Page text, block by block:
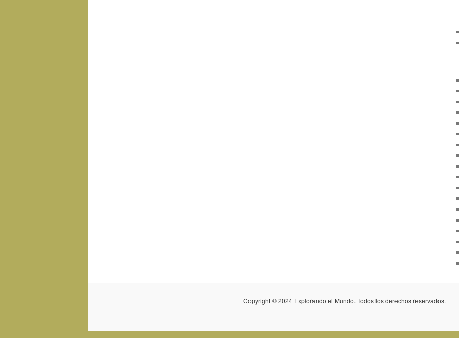
Copyright © 2024 Explorando el Mundo. Todos los derechos reservados.